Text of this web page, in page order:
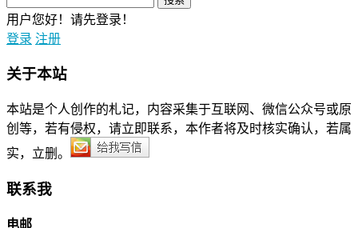
用户您好！请先登录！
登录 注册
关于本站
本站是个人创作的札记，内容采集于互联网、微信公众号或原
创等，若有侵权，请立即联系，本作者将及时核实确认，若属
实，立删。
联系我
电邮